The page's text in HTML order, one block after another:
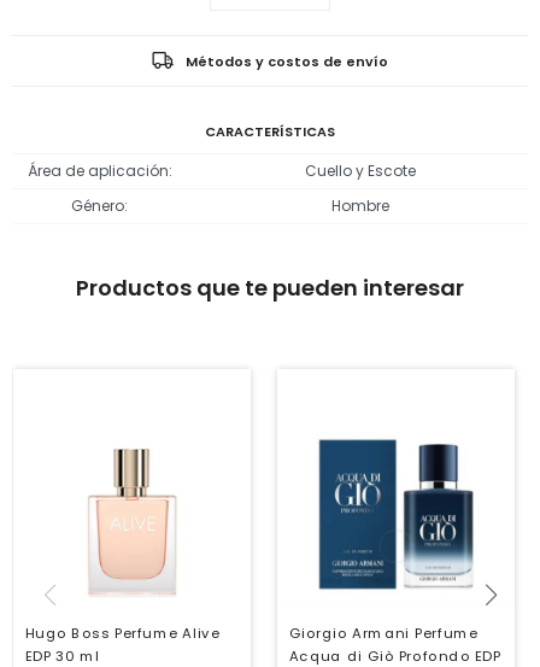
Métodos y costos de envío
CARACTERÍSTICAS
Área de aplicación
Cuello y Escote
Género
Hombre
Productos que te pueden interesar
Hugo Boss Perfume Alive
EDP 30 ml
Giorgio Armani Perfume
Acqua di Giò Profondo EDP